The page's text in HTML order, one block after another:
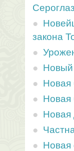
закона
Новый
Новая
Новая
Новая
Новая